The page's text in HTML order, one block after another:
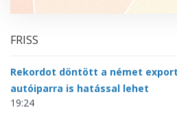
FRISS
Rekordot döntött a német
autóiparra is hatással lehet
19:24